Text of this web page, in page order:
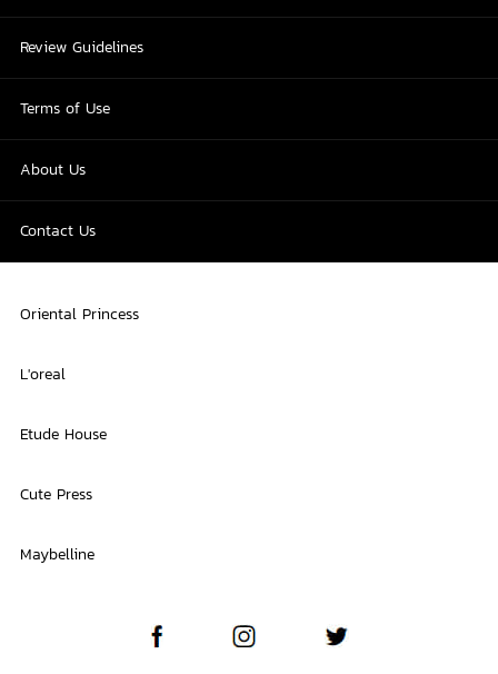
Review Guidelines
Terms of Use
About Us
Contact Us
Oriental Princess
L'oreal
Etude House
Cute Press
Maybelline